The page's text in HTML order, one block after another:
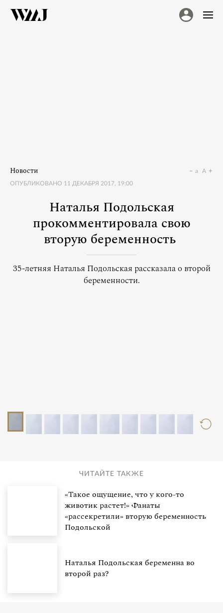
Новости
ОПУБЛИКОВАНО 11 ДЕКАБРЯ 2017, 19:00
a A
Наталья Подольская
прокомментировала свою
вторую беременность
35-летняя Наталья Подольская рассказала о второй
беременности.
ЧИТАЙТЕ ТАКЖЕ
«Такое ощущение, что у кого-то
животик растет!» Фанаты
«рассекретили» вторую беременность
Подольской
Наталья Подольская беременна во
второй раз?